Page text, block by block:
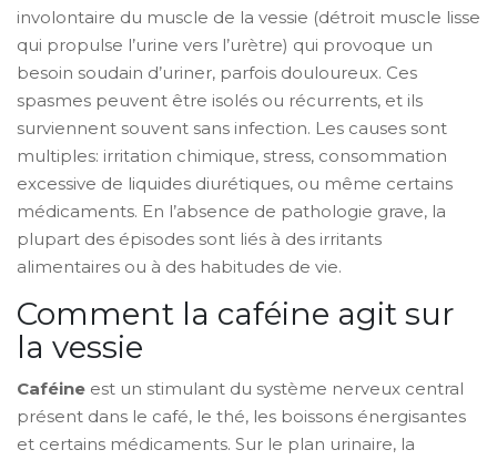
involontaire du muscle de la vessie (détroit muscle lisse
qui propulse l’urine vers l’urètre) qui provoque un
besoin soudain d’uriner, parfois douloureux. Ces
spasmes peuvent être isolés ou récurrents, et ils
surviennent souvent sans infection. Les causes sont
multiples: irritation chimique, stress, consommation
excessive de liquides diurétiques, ou même certains
médicaments. En l’absence de pathologie grave, la
plupart des épisodes sont liés à des irritants
alimentaires ou à des habitudes de vie.
Comment la caféine agit sur
la vessie
Caféine est un stimulant du système nerveux central
présent dans le café, le thé, les boissons énergisantes
et certains médicaments. Sur le plan urinaire, la